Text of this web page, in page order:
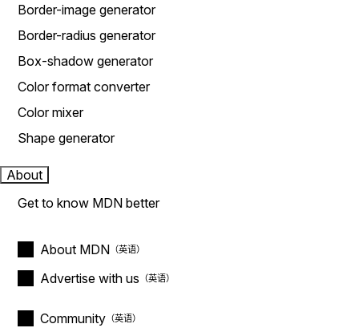
Border-image generator
Border-radius generator
Box-shadow generator
Color format converter
Color mixer
Shape generator
About
Get to know MDN better
About MDN
Advertise with us
Community